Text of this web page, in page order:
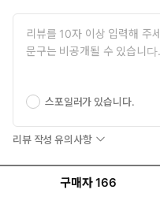
스포일러가 있습니다.
리뷰 작성 유의사항
구매자 166